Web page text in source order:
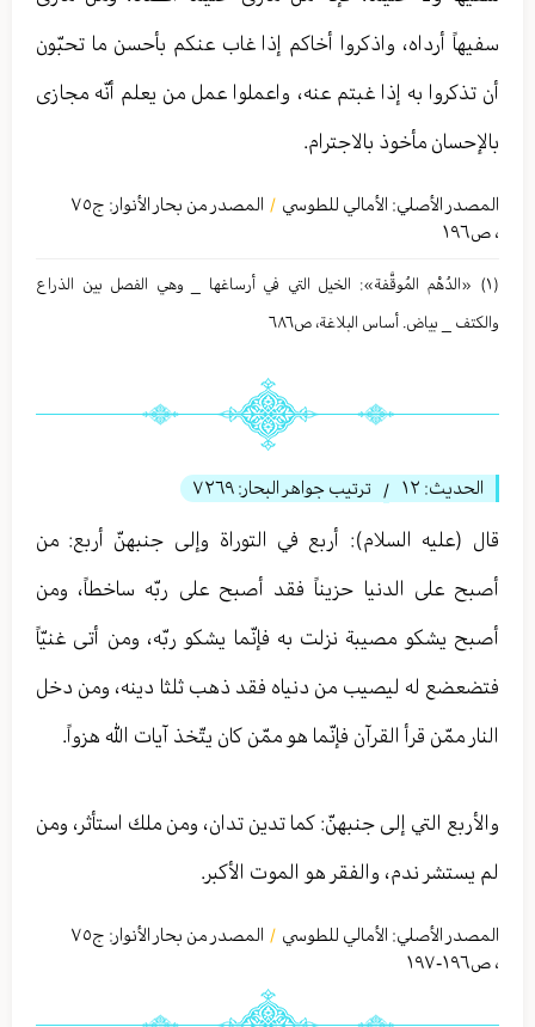
سفيهاً أرداه، واذكروا أخاكم إذا غاب عنكم بأحسن ما تحبّون
أن تذكروا به إذا غبتم عنه، واعملوا عمل من يعلم أنّه مجازى
بالإحسان مأخوذ بالاجترام.
المصدر الأصلي: الأمالي للطوسي / المصدر من بحار الأنوار: ج٧٥
، ص١٩٦
(١) «الدُهْم المُوقَّفة»: الخيل التي في أرساغها _ وهي الفصل بین الذراع
والكتف _ بياض. أساس البلاغة، ص٦٨٦
الحديث: ١٢ / ترتيب جواهر البحار: ٧٢٦٩
قال (عليه السلام): أربع في التوراة وإلى جنبهنّ أربع: من
أصبح على الدنيا حزيناً فقد أصبح على ربّه ساخطاً، ومن
أصبح يشكو مصيبة نزلت به فإنّما يشكو ربّه، ومن أتى غنيّاً
فتضعضع له ليصيب من دنياه فقد ذهب ثلثا دينه، ومن دخل
النار ممّن قرأ القرآن فإنّما هو ممّن كان يتّخذ آيات الله هزواً.
والأربع التي إلى جنبهنّ: كما تدين تدان، ومن ملك استأثر، ومن
لم يستشر ندم، والفقر هو الموت الأكبر.
المصدر الأصلي: الأمالي للطوسي / المصدر من بحار الأنوار: ج٧٥
، ص١٩٦-١٩٧